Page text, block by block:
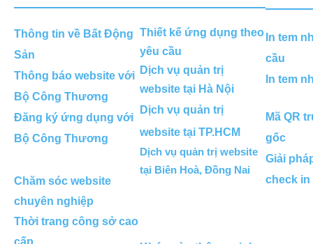
Thông tin về Bất Động
Sản
Thông báo website với
Bộ Công Thương
Đăng ký ứng dụng với
Bộ Công Thương
Chăm sóc website
chuyên nghiệp
Thời trang công sở cao
cấp
Thiết kế ứng dụng theo
yêu cầu
Dịch vụ quản trị
website tại Hà Nội
Dịch vụ quản trị
website tại TP.HCM
Dịch vụ quản trị website
tại Biên Hoà, Đồng Nai
In tem
cầu
In tem
Mã QR
gốc
Giải
check